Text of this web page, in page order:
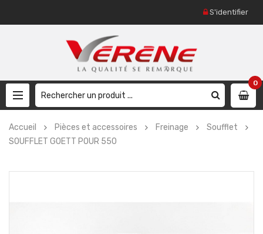
S'identifier
0
Accueil Pièces et accessoires Freinage
Soufflet
SOUFFLET GOETT POUR 550